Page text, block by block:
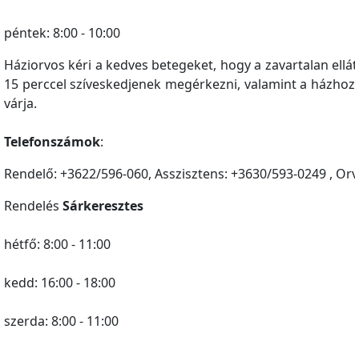
péntek: 8:00 - 10:00
Háziorvos kéri a kedves betegeket, hogy a zavartalan
15 perccel szíveskedjenek megérkezni, valamint a
várja.
Telefonszámok:
Rendelő: +3622/596-060, Asszisztens: +3630/593-0249 ,
Rendelés Sárkeresztes
hétfő: 8:00 - 11:00
kedd: 16:00 - 18:00
szerda: 8:00 - 11:00